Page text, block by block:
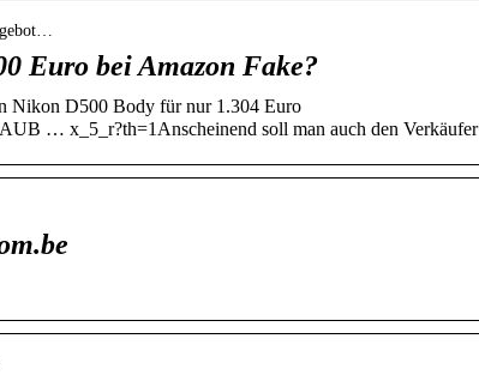
Euro bei Amazon Fake?
Nikon D500 Body für nur 1.304 Euro
… x_5_r?th=1Anscheinend soll man auch den Verkäufer